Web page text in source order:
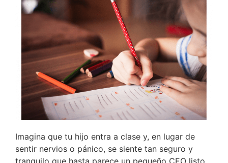
Imagina que tu hijo entra a clase y, en lugar de
sentir nervios o pánico, se siente tan seguro y
tranquilo que hasta parece un pequeño CEO listo